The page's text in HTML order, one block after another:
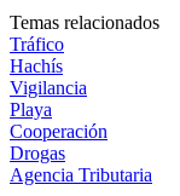
Temas relacionados
Tráfico
Hachís
Vigilancia
Playa
Cooperación
Drogas
Agencia Tributaria